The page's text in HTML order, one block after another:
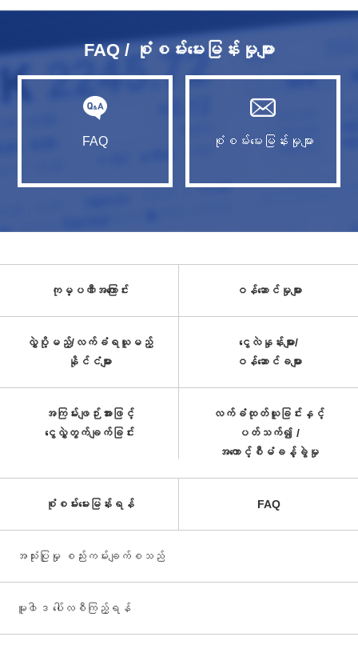
FAQ / စုံစမ်းမေးမြန်းမှုများ
FAQ စုံစမ်းမေးမြန်းမှုများ
ကုမ္ပဏီအကြောင်း ဝန်ဆောင်မှုများ
လွှဲပို့မည့်/လက်ခံရယူမည့်
နိုင်ငံများ
ငွေလဲနှုန်းများ/
ဝန်ဆောင်ခများ
အကြမ်းဖျဉ်းအားဖြင့်
ငွေလွှဲတွက်ချက်ခြင်း
လက်ခံထုတ်ယူခြင်းနှင့်
ပတ်သက်၍ /
အကောင့်စီမံခန့်ခွဲမှု
စုံစမ်းမေးမြန်းရန် FAQ
အသုံးပြုမှု စည်းကမ်းချက်စသည်
မူ၀ါဒ ပေါ်လစီကြည့်ရန်